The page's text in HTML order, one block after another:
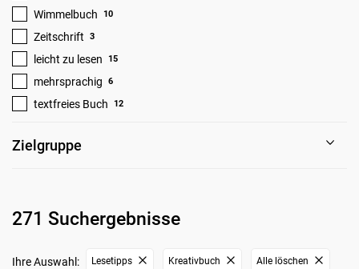
Wimmelbuch 10
Zeitschrift 3
leicht zu lesen 15
mehrsprachig 6
textfreies Buch 12
Zielgruppe
271 Suchergebnisse
Ihre Auswahl: Lesetipps Kreativbuch Alle löschen